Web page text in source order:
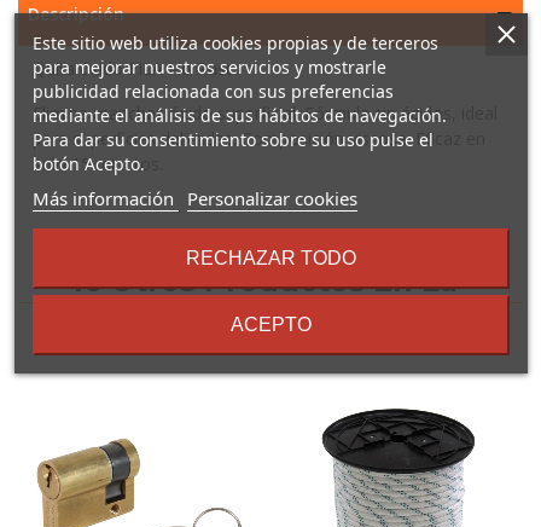
Descripción
Quita óxido FILA No Rust
Elimina manchas óxido superficial. Fórmula sin ácidos, ideal
para superficies delicadas. Composición viscosa. Eficaz en
solo 15 minutos.
16 Otros Productos En La
Misma Categoría:
Este sitio web utiliza cookies propias y de terceros
para mejorar nuestros servicios y mostrarle
publicidad relacionada con sus preferencias
mediante el análisis de sus hábitos de navegación.
Para dar su consentimiento sobre su uso pulse el
botón Acepto.
Más información
sobre
términos
condiciones
Personalizar cookies
RECHAZAR TODO
ACEPTO